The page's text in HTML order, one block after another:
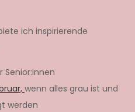
ich inspirierende
Senior:innen
wenn alles grau ist und
werden